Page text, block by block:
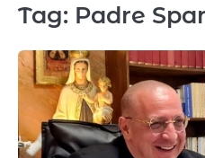
Tag: Padre